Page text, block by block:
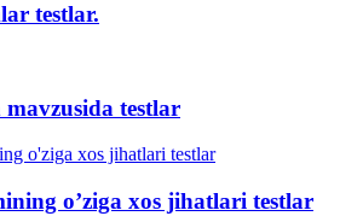
testlar.
testlar
o’ziga xos jihatlari testlar